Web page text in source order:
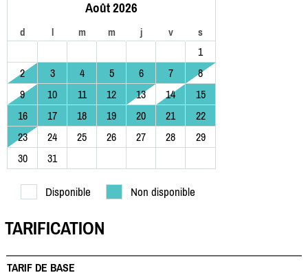
Août 2026
d l m m j v s
1
2
3 4 5 6 7
8
9
10 11 12 13 14
15
16
17 18 19 20 21
22
23
24 25 26 27 28
29
30
31
Disponible Non disponible
TARIFICATION
TARIF DE BASE